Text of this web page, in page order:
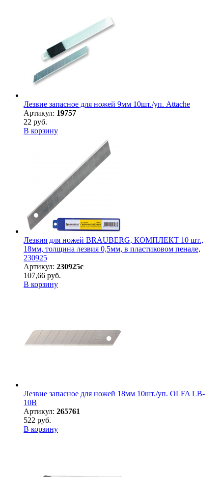
Лезвие запасное для ножей 9мм 10шт./уп. Attache
Артикул: 19757
22 руб.
В корзину
Лезвия для ножей BRAUBERG, КОМПЛЕКТ 10 шт.,
18мм, толщина лезвия 0,5мм, в пластиковом пенале,
230925
Артикул: 230925с
107,66 руб.
В корзину
Лезвие запасное для ножей 18мм 10шт./уп. OLFA LB-
10B
Артикул: 265761
522 руб.
В корзину